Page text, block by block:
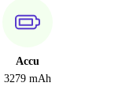
Accu
3279 mAh